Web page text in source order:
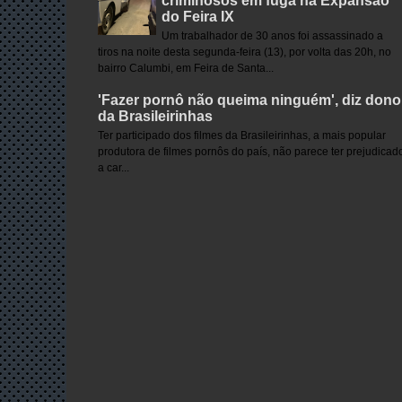
do Feira IX
Um trabalhador de 30 anos foi assassinado a
tiros na noite desta segunda-feira (13), por volta das 20h, no
bairro Calumbi, em Feira de Santa...
'Fazer pornô não queima ninguém', diz dono
da Brasileirinhas
Ter participado dos filmes da Brasileirinhas, a mais popular
produtora de filmes pornôs do país, não parece ter
a car...